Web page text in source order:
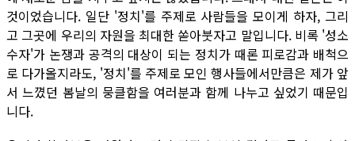
것이었습니다. 일단 '정치'를 주제로 사람들을 모이게 하자, 그리
고 그곳에 우리의 자원을 최대한 쏟아붓자고 말입니다. 비록 '성소
수자'가 논쟁과 공격의 대상이 되는 정치가 때론 피로감과 배척으
로 다가올지라도, '정치'를 주제로 모인 행사들에서만큼은 제가 앞
서 느꼈던 봄날의 뭉클함을 여러분과 함께 나누고 싶었기 때문입
니다.